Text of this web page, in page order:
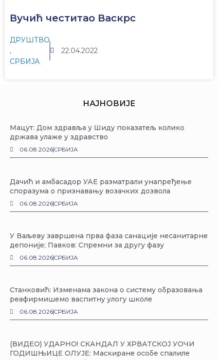
Вучић честитао Васкрс
ДРУШТВО
,
СРБИЈА
22.04.2022
НАЈНОВИЈЕ
Мацут: Дом здравља у Шиду показатељ колико
држава улаже у здравство
06.08.2026СРБИЈА
Дачић и амбасадор УАЕ разматрали унапређење
споразума о признавању возачких дозвола
06.08.2026СРБИЈА
У Ваљеву завршена прва фаза санације несанитарне
депоније; Павков: Спремни за другу фазу
06.08.2026СРБИЈА
Станковић: Изменама закона о систему образовања
реафирмишемо васпитну улогу школе
06.08.2026СРБИЈА
(ВИДЕО) УДАРНО! СКАНДАЛ У ХРВАТСКОЈ УОЧИ
ГОДИШЊИЦЕ ОЛУЈЕ: Маскиране особе спалиле